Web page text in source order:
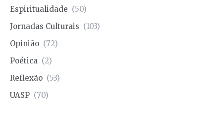
Espiritualidade (50)
Jornadas Culturais (103)
Opinião (72)
Poética (2)
Reflexão (53)
UASP (70)